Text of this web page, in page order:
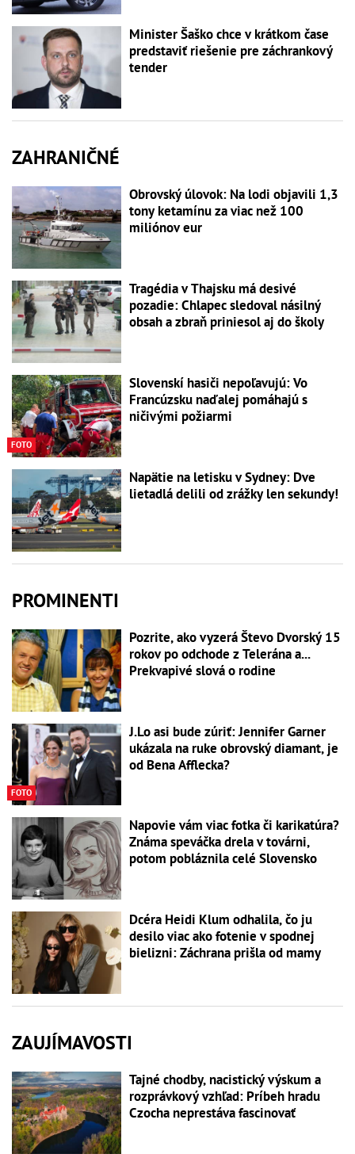
Minister Šaško chce v krátkom čase
predstaviť riešenie pre záchrankový
tender
ZAHRANIČNÉ
Obrovský úlovok: Na lodi objavili 1,3
tony ketamínu za viac než 100
miliónov eur
Tragédia v Thajsku má desivé
pozadie: Chlapec sledoval násilný
obsah a zbraň priniesol aj do školy
FOTO
Slovenskí hasiči nepoľavujú: Vo
Francúzsku naďalej pomáhajú s
ničivými požiarmi
Napätie na letisku v Sydney: Dve
lietadlá delili od zrážky len sekundy!
PROMINENTI
Pozrite, ako vyzerá Števo Dvorský 15
rokov po odchode z Telerána a...
Prekvapivé slová o rodine
FOTO
J.Lo asi bude zúriť: Jennifer Garner
ukázala na ruke obrovský diamant, je
od Bena Afflecka?
Napovie vám viac fotka či karikatúra?
Známa speváčka drela v továrni,
potom pobláznila celé Slovensko
Dcéra Heidi Klum odhalila, čo ju
desilo viac ako fotenie v spodnej
bielizni: Záchrana prišla od mamy
ZAUJÍMAVOSTI
Tajné chodby, nacistický výskum a
rozprávkový vzhľad: Príbeh hradu
Czocha neprestáva fascinovať